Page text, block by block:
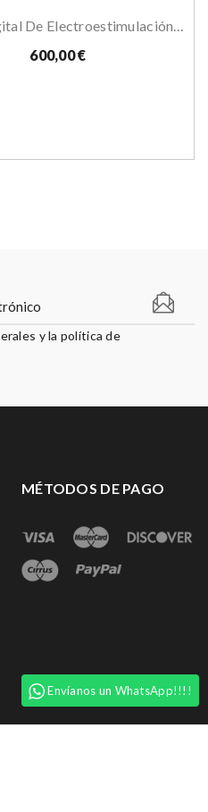
Equipo Digital De Electroestimulación (EMS)
600,00 €
y la política de
MÉTODOS DE PAGO
Envíanos un WhatsApp!!!!